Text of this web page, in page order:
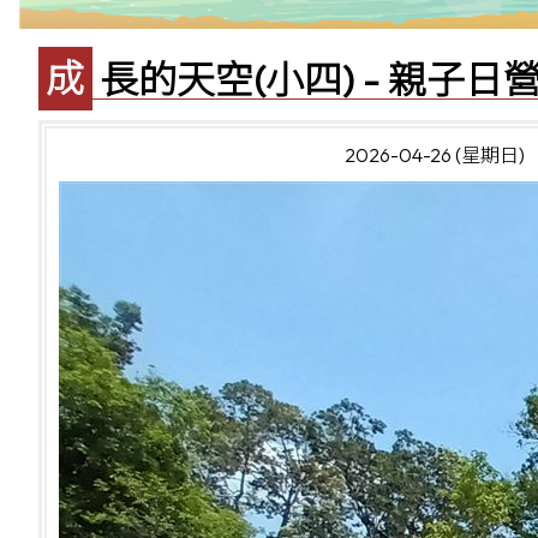
成長的天空(小四) - 親子日
2026-04-26 (星期日)